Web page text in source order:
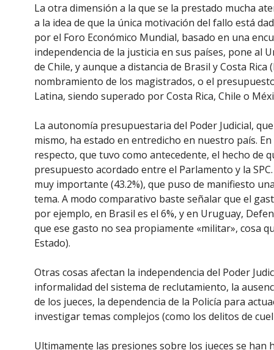
La otra dimensión a la que se la prestado mucha
a la idea de que la única motivación del fallo está
por el Foro Económico Mundial, basado en una
independencia de la justicia en sus países, pone al
de Chile, y ­aunque a distancia­ de Brasil y Costa
nombramiento de los magistrados, o el
Latina, siendo superado por Costa Rica, Chile o
La autonomía presupuestaria del Poder Judicial,
mismo, ha estado en entredicho en nuestro país.
respecto, que tuvo como antecedente, el hecho de
presupuesto acordado entre el Parlamento y la
muy importante (43.2%), que puso de manifiesto
tema. A modo comparativo baste señalar que el
por ejemplo, en Brasil es el 6%, y en Uruguay,
que ese gasto no sea propiamente «militar», cosa
Estado).
Otras cosas afectan la independencia del Poder
informalidad del sistema de reclutamiento, la
de los jueces, la dependencia de la Policía para
investigar temas complejos (como los delitos de
Ultimamente las presiones sobre los jueces se